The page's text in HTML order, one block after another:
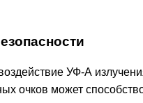
УФ-А
очков может